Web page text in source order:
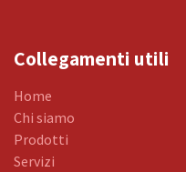
Collegamenti utili
Home
Chi siamo
Prodotti
Servizi